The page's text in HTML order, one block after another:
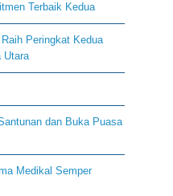
Terbaik Kedua
Peringkat Kedua
Utara
dan Buka Puasa
Medikal Semper